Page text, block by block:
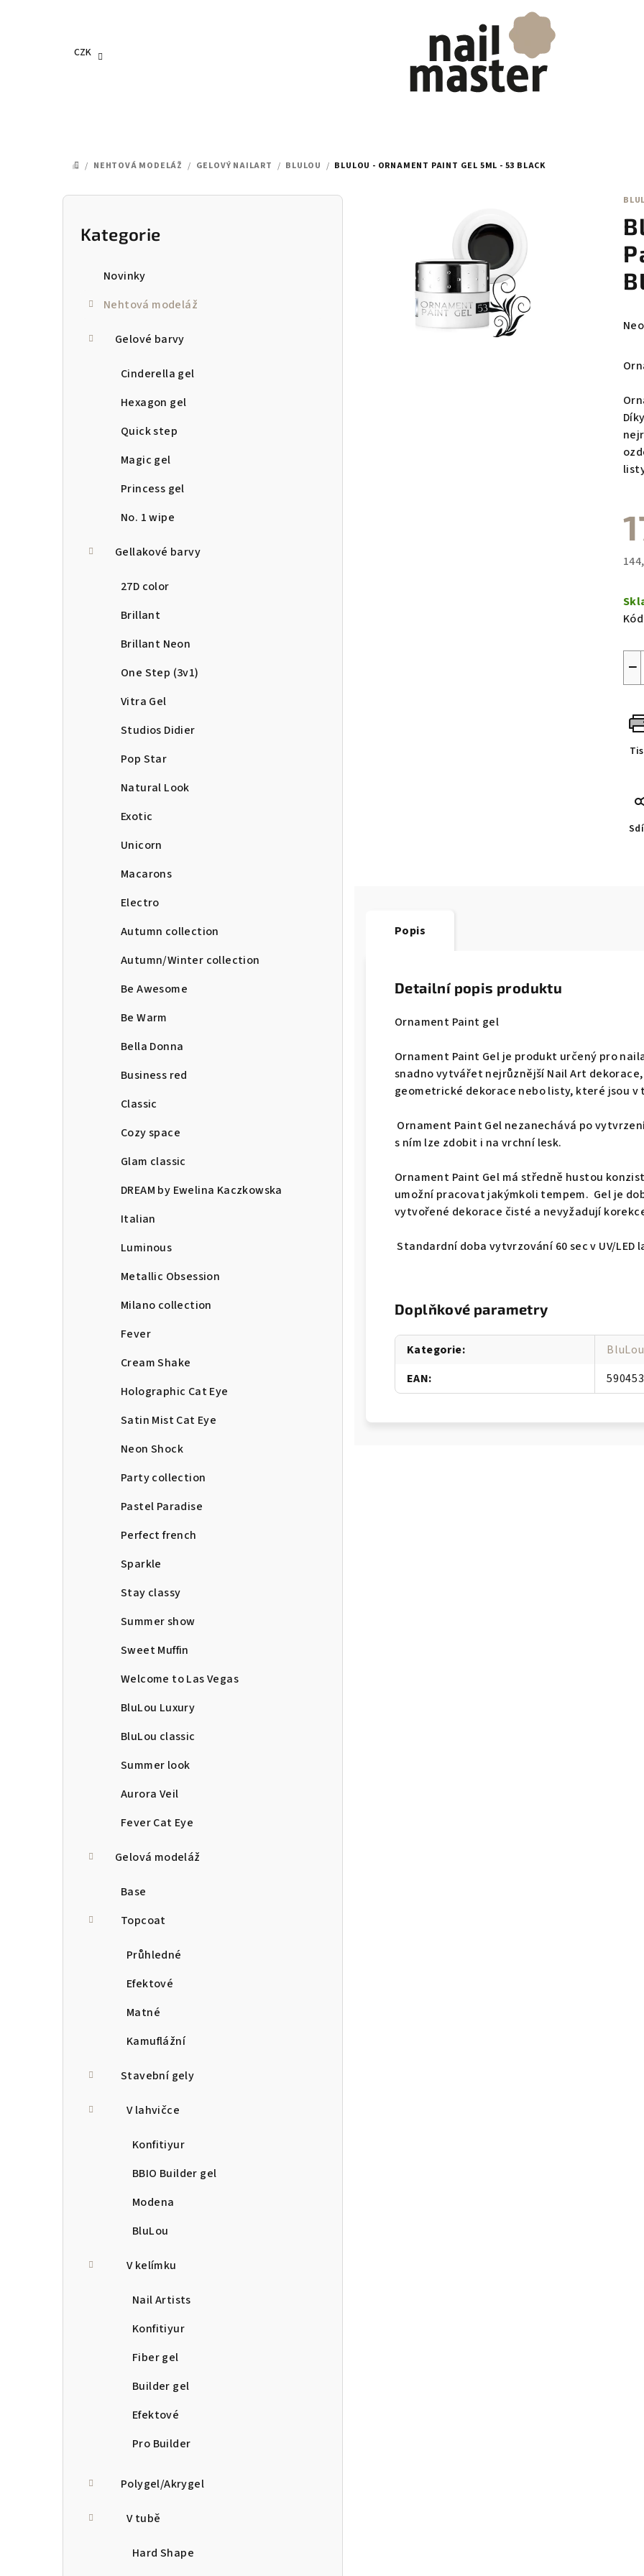
CZK
DOMŮ
/ NEHTOVÁ MODELÁŽ / GELOVÝ NAILART / BLULOU / BLULOU - ORNAMENT PAINT GEL 5ML - 53 BLACK
P
Přeskočit
kategorie
Kategorie
Novinky
Nehtová modeláž
Gelové barvy
Cinderella gel
Hexagon gel
Quick step
Magic gel
Princess gel
No. 1 wipe
Gellakové barvy
27D color
Brillant
Brillant Neon
One Step (3v1)
Vitra Gel
Studios Didier
Pop Star
Natural Look
Exotic
Unicorn
Macarons
Electro
Autumn collection
Autumn/Winter collection
Be Awesome
Be Warm
Bella Donna
Business red
Classic
Cozy space
Glam classic
DREAM by Ewelina Kaczkowska
Italian
Luminous
Metallic Obsession
Milano collection
Fever
Cream Shake
Holographic Cat Eye
Satin Mist Cat Eye
Neon Shock
Party collection
Pastel Paradise
Perfect french
Sparkle
Stay classy
Summer show
Sweet Muffin
Welcome to Las Vegas
BluLou Luxury
BluLou classic
Summer look
Aurora Veil
Fever Cat Eye
Gelová modeláž
Base
Topcoat
Průhledné
Efektové
Matné
Kamuflážní
Stavební gely
V lahvičce
Konfitiyur
BBIO Builder gel
Modena
BluLou
V kelímku
Nail Artists
Konfitiyur
Fiber gel
Builder gel
Efektové
Pro Builder
Polygel/Akrygel
V tubě
Hard Shape
0,0
z
cena:
−
Popis
Detailní popis produktu
Ornament Paint gel
Ornament Paint Gel je produkt určený pro
snadno vytvářet nejrůznější Nail Art
geometrické dekorace nebo listy, které jsou v
Ornament Paint Gel nezanechává po
s ním lze zdobit i na vrchní lesk.
Ornament Paint Gel má středně hustou
umožní pracovat jakýmkoli tempem. Gel je
vytvořené dekorace čisté a nevyžadují
Standardní doba vytvrzování 60 sec v UV/LED
Doplňkové parametry
Kategorie:
BluLou
EAN: